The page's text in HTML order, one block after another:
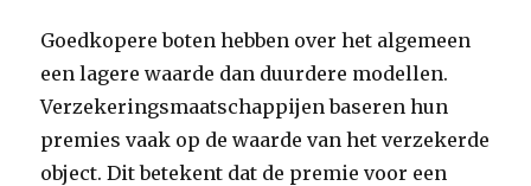
Goedkopere boten hebben over het algemeen
een lagere waarde dan duurdere modellen.
Verzekeringsmaatschappijen baseren hun
premies vaak op de waarde van het verzekerde
object. Dit betekent dat de premie voor een